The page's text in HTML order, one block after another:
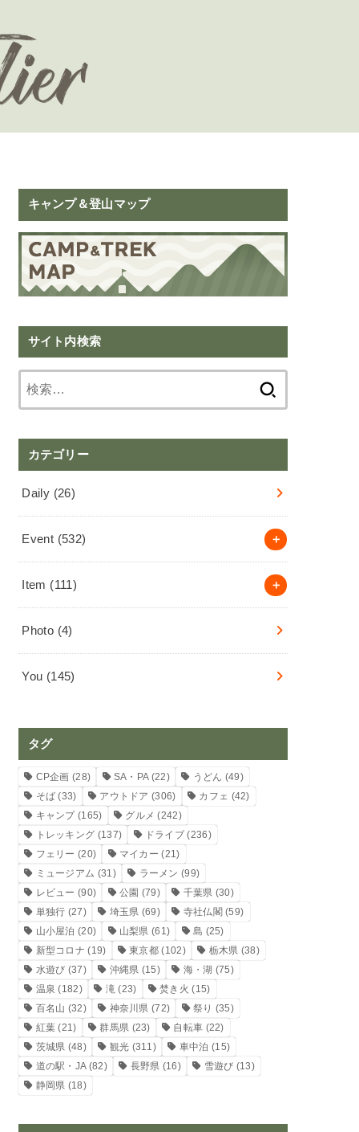
キャンプ＆登山マップ
サイト内検索
カテゴリー
Daily (26)
Event (532)
Item (111)
Photo (4)
You (145)
タグ
CP企画 (28) SA・PA(22) うどん (49)
そば (33) アウトドア (306) カフェ (42)
キャンプ(165) グルメ (242)
トレッキング (137) ドライブ (236)
フェリー (20) マイカー (21)
ミュージアム (31) ラーメン (99)
レビュー (90) 公園 (79) 千葉県 (30)
単独行 (27) 埼玉県 (69) 寺社仏閣 (59)
山小屋泊 (20) 山梨県 (61) 島 (25)
新型コロナ (19) 東京都 (102) 栃木県 (38)
水遊び (37) 沖縄県 (15) 海・湖 (75)
温泉 (182) 滝 (23) 焚き火 (15)
百名山 (32) 神奈川県 (72) 祭り (35)
紅葉 (21) 群馬県 (23) 自転車 (22)
茨城県 (48) 観光 (311) 車中泊 (15)
道の駅・JA(82) 長野県 (16) 雪遊び (13)
静岡県 (18)